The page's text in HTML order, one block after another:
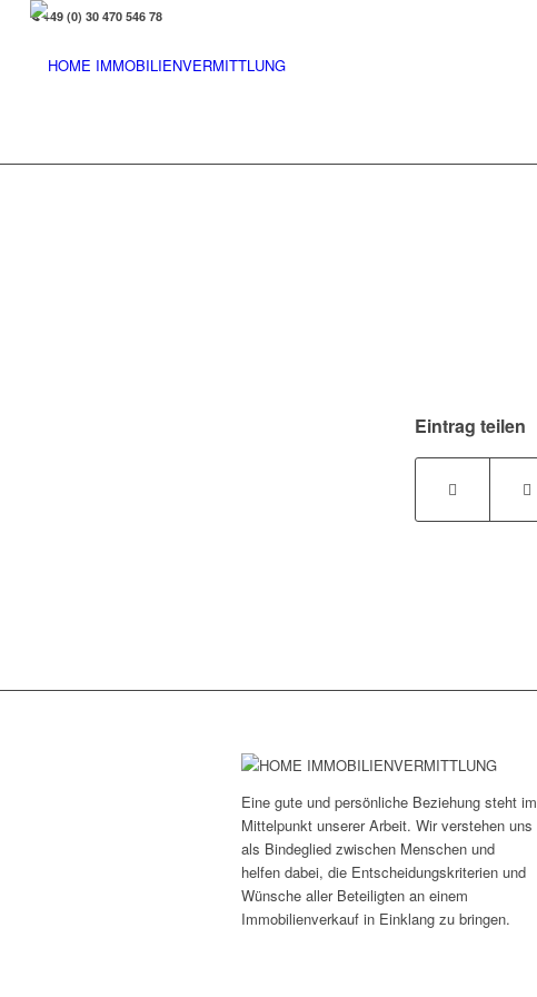
+49 (0) 30 470 546 78
Eintrag teilen
Eine gute und persönliche Beziehung steht im
Mittelpunkt unserer Arbeit. Wir verstehen uns
als Bindeglied zwischen Menschen und
helfen dabei, die Entscheidungskriterien und
Wünsche aller Beteiligten an einem
Immobilienverkauf in Einklang zu bringen.